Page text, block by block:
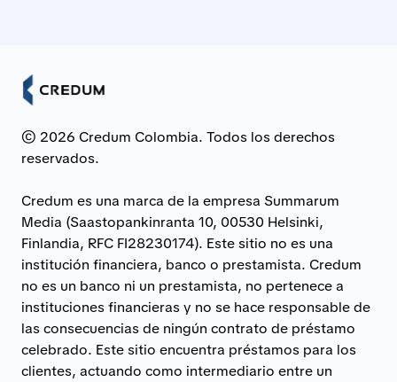
© 2026 Credum Colombia. Todos los derechos
reservados.
Credum es una marca de la empresa Summarum
Media (Saastopankinranta 10, 00530 Helsinki,
Finlandia, RFC FI28230174). Este sitio no es una
institución financiera, banco o prestamista. Credum
no es un banco ni un prestamista, no pertenece a
instituciones financieras y no se hace responsable de
las consecuencias de ningún contrato de préstamo
celebrado. Este sitio encuentra préstamos para los
clientes, actuando como intermediario entre un